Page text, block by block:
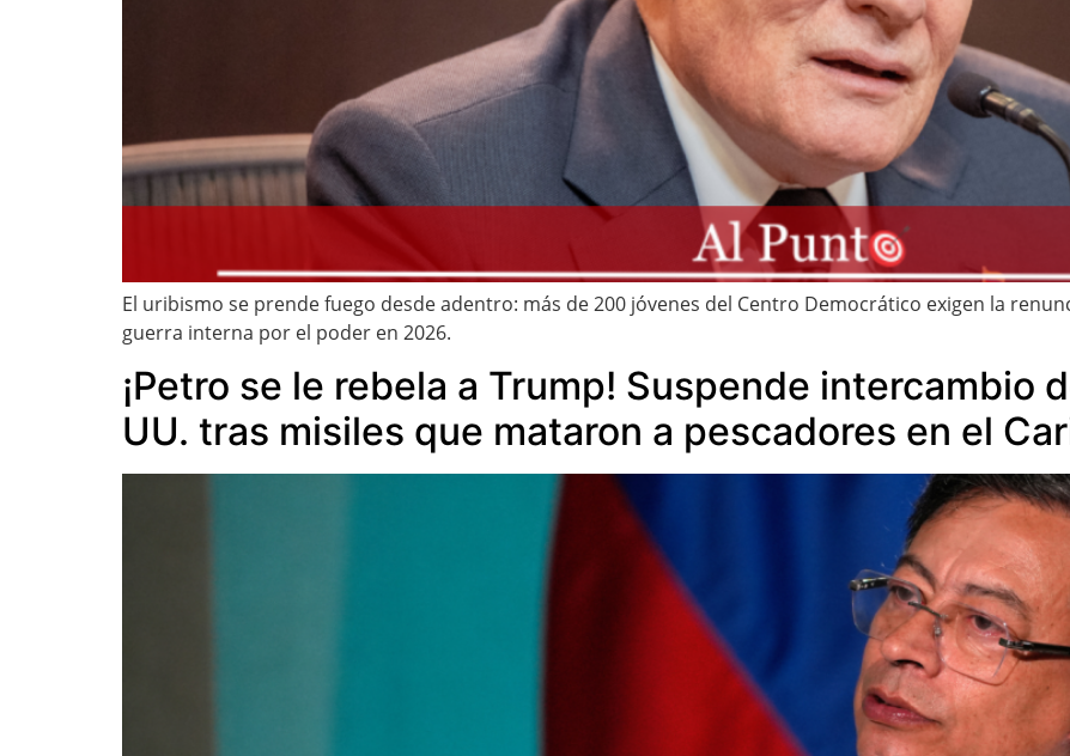
El uribismo se prende fuego desde adentro: más de 200 jóvenes del Centro Democrático exigen la
guerra interna por el poder en 2026.
¡Petro se le rebela a Trump! Suspende intercambio
UU. tras misiles que mataron a pescadores en el